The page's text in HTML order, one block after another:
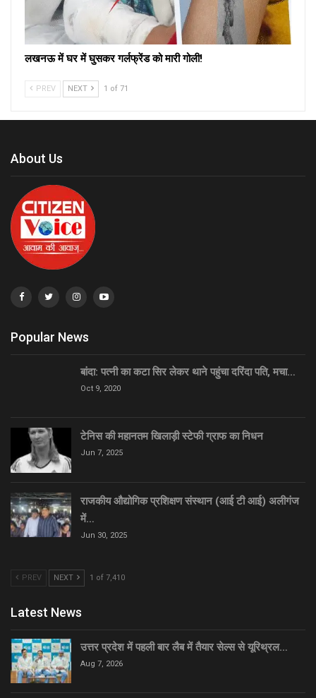
लखनऊ में घर में घुसकर गर्लफ्रेंड को मारी गोली!
PREV NEXT 1 of 71
About Us
Popular News
बांदा: पत्नी का कटा सिर लेकर थाने पहुंचा दरिंदा पति, मचा…
Oct 9, 2020
टेनिस की महानतम खिलाड़ी स्टेफी ग्राफ का निधन
Jun 7, 2025
राजकीय औद्योगिक प्रशिक्षण संस्थान (आई टी आई) अलीगंज
में…
Jun 30, 2025
PREV NEXT 1 of 7,410
Latest News
उत्तर प्रदेश में पहली बार लैब में तैयार सेल्स से यूरिथ्रल…
Aug 7, 2026